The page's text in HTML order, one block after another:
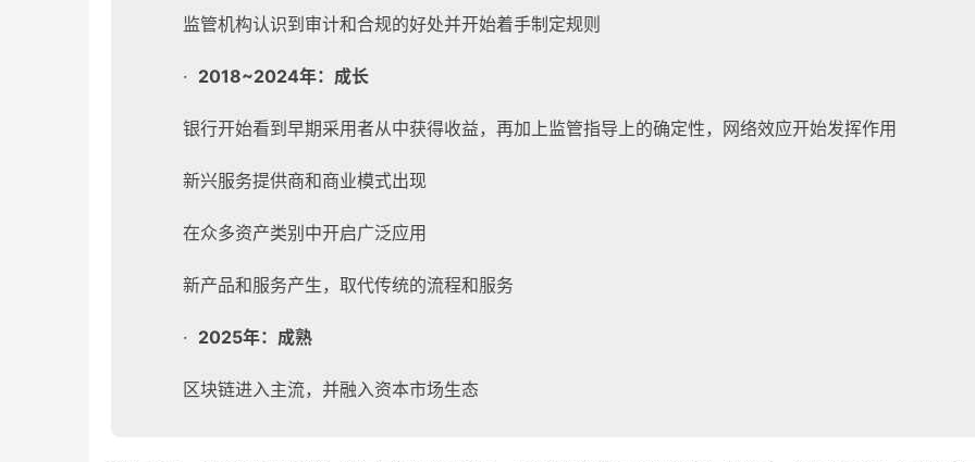
监管机构认识到审计和合规的好处并开始着手制定规则
· 2018~2024年：成长
银行开始看到早期采用者从中获得收益，再加上监管指导上的确定性，网络效应开始发挥作用
新兴服务提供商和商业模式出现
在众多资产类别中开启广泛应用
新产品和服务产生，取代传统的流程和服务
· 2025年：成熟
区块链进入主流，并融入资本市场生态